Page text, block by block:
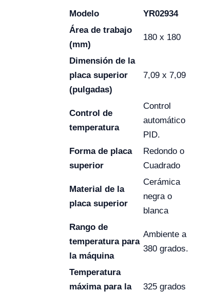
Modelo
YR02934
Área de trabajo
(mm)
180 x 180
Dimensión de la
placa superior
(pulgadas)
7,09 x 7,09
Control de
temperatura
Control
automático
PID.
Forma de placa
superior
Redondo o
Cuadrado
Material de la
placa superior
Cerámica
negra o
blanca
Rango de
temperatura para
la máquina
Ambiente a
380 grados.
Temperatura
máxima para la
325 grados